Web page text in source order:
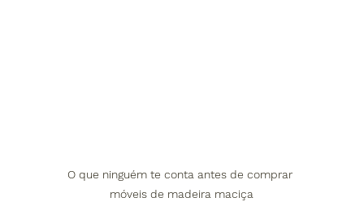
O que ninguém te conta antes de comprar
móveis de madeira maciça